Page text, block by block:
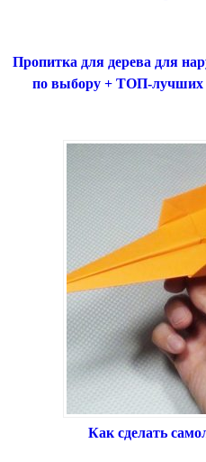
Пропитка для дерева для
по выбору + ТОП-лучших
Как сделать